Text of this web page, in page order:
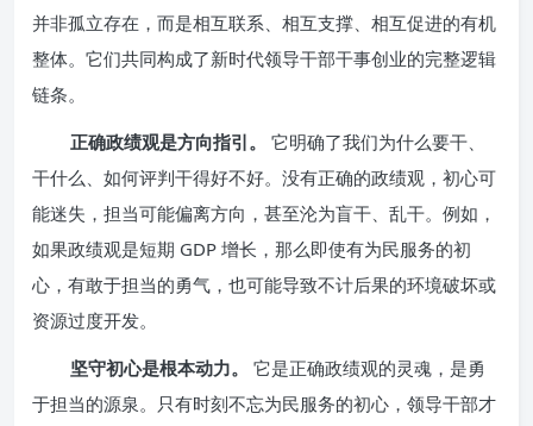
并非孤立存在，而是相互联系、相互支撑、相互促进的有机
整体。它们共同构成了新时代领导干部干事创业的完整逻辑
链条。
正确政绩观是方向指引。
它明确了我们为什么要干、
干什么、如何评判干得好不好。没有正确的政绩观，初心可
能迷失，担当可能偏离方向，甚至沦为盲干、乱干。例如，
如果政绩观是短期 GDP 增长，那么即使有为民服务的初
心，有敢于担当的勇气，也可能导致不计后果的环境破坏或
资源过度开发。
坚守初心是根本动力。
它是正确政绩观的灵魂，是勇
于担当的源泉。只有时刻不忘为民服务的初心，领导干部才